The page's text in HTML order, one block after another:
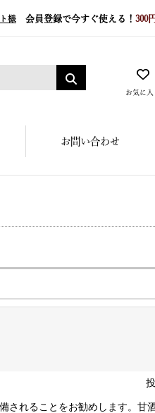
様 会員登録で今すぐ使える！ 300
お気に入
お問い合わせ
されることをお勧めします。甘